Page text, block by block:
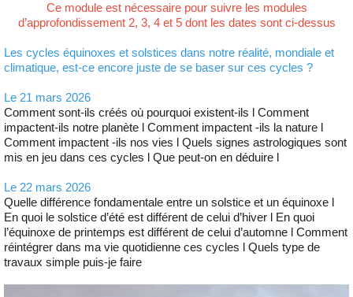
Ce module est nécessaire pour suivre les modules
d’approfondissement 2, 3, 4 et 5 dont les dates sont ci-dessus
Les cycles équinoxes et solstices dans notre réalité, mondiale et
climatique, est-ce encore juste de se baser sur ces cycles ?
Le 21 mars 2026
Comment sont-ils créés où pourquoi existent-ils l Comment
impactent-ils notre planète l Comment impactent -ils la nature l
Comment impactent -ils nos vies l Quels signes astrologiques sont
mis en jeu dans ces cycles l Que peut-on en déduire l
Le 22 mars 2026
Quelle différence fondamentale entre un solstice et un équinoxe l
En quoi le solstice d’été est différent de celui d’hiver l En quoi
l’équinoxe de printemps est différent de celui d’automne l Comment
réintégrer dans ma vie quotidienne ces cycles l Quels type de
travaux simple puis-je faire